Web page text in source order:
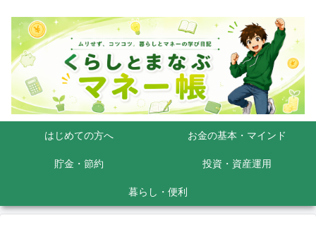
はじめての方へ お金の基本・マインド
貯金・節約 投資・資産運用
暮らし・便利